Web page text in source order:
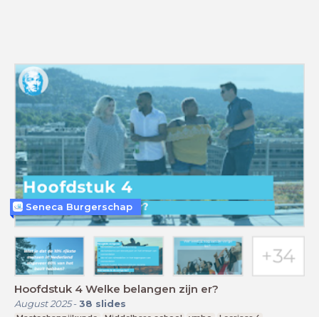
Hoofdstuk 4 Welke belangen zijn er?
August 2025- 38 slides
Seneca Burgerschap